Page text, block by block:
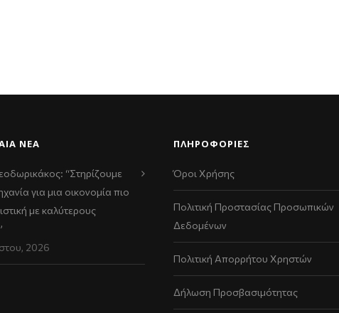
ΝΈΑ
“Στηρίζουμε
για μια οικονομία πιο
με καλύτερους
2026
ΠΛΗΡΟΦΟΡΙΕΣ
Όροι Χρήσης
Πολιτική Προστασίας Προσωπικών
Δεδομένων
Πολιτική Απορρήτου Χρηστών
Δήλωση Προσβασιμότητας